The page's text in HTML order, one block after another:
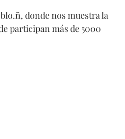
donde nos muestra la
participan más de 5000